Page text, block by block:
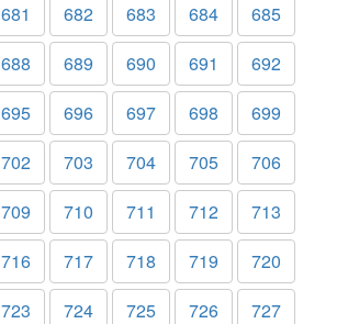
681 682 683 684
685
688 689 690 691
692
695 696 697 698
699
702 703 704 705
706
709 710 711 712
713
716 717 718 719
720
723 724 725 726
727